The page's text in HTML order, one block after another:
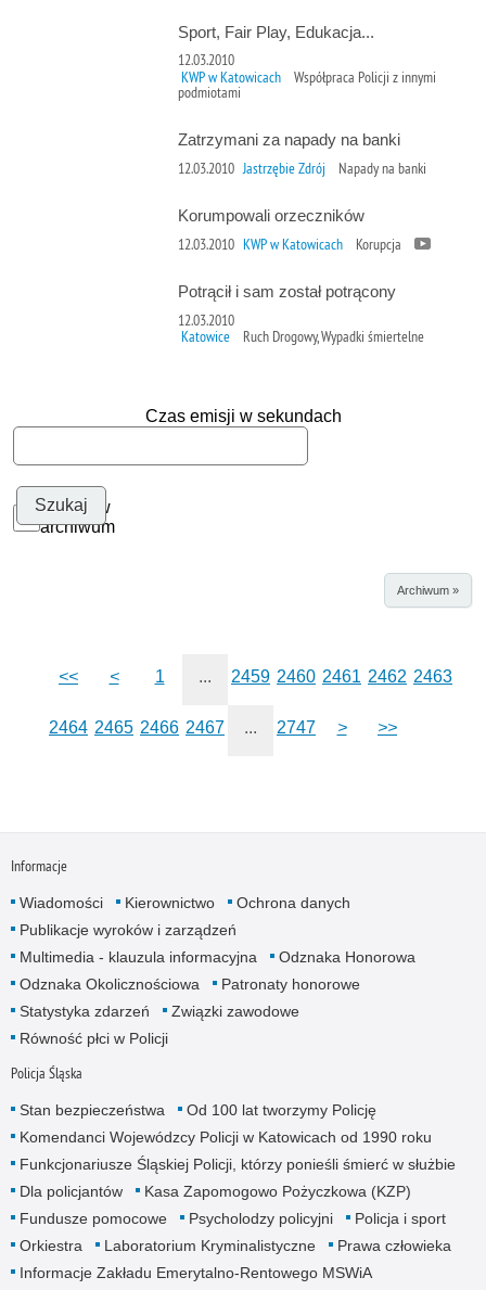
Sport, Fair Play, Edukacja...
12.03.2010
KWP w Katowicach Współpraca Policji z innymi
podmiotami
Zatrzymani za napady na banki
12.03.2010 Jastrzębie Zdrój Napady na banki
Korumpowali orzeczników
12.03.2010 KWP w Katowicach Korupcja
Potrącił i sam został potrącony
12.03.2010
Katowice Ruch Drogowy, Wypadki śmiertelne
Czas emisji w sekundach
Szukaj w
archiwum
Archiwum »
<< < 1 ... 2459 2460 2461 2462 2463
2464 2465 2466 2467 ... 2747 > >>
Informacje
Wiadomości Kierownictwo
Ochrona danych
Publikacje wyroków i zarządzeń
Multimedia - klauzula informacyjna
Odznaka Honorowa
Odznaka Okolicznościowa
Patronaty honorowe
Statystyka zdarzeń
Związki zawodowe
Równość płci w Policji
Policja Śląska
Stan bezpieczeństwa
Od 100 lat tworzymy Policję
Komendanci Wojewódzcy Policji w Katowicach od 1990 roku
Funkcjonariusze Śląskiej Policji, którzy ponieśli śmierć w służbie
Dla policjantów
Kasa Zapomogowo Pożyczkowa (KZP)
Fundusze pomocowe
Psycholodzy policyjni
Policja i sport
Orkiestra
Laboratorium Kryminalistyczne
Prawa człowieka
Informacje Zakładu Emerytalno-Rentowego MSWiA